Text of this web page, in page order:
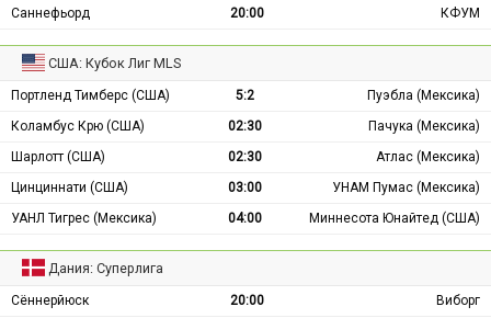
Саннефьорд 20:00 КФУМ
США: Кубок Лиг MLS
Портленд Тимберс (США) 5:2
Пуэбла (Мексика)
Коламбус Крю (США)
02:30
Пачука (Мексика)
Шарлотт (США)
02:30
Атлас (Мексика)
Цинциннати (США)
03:00
УНАМ Пумас (Мексика)
УАНЛ Тигрес (Мексика)
04:00 Миннесота Юнайтед (США)
Дания: Суперлига
Сённерйюск 20:00 Виборг